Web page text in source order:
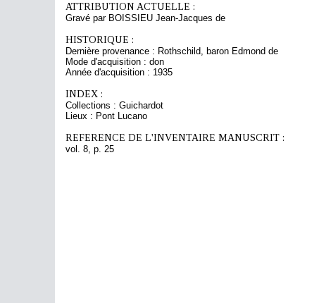
ATTRIBUTION ACTUELLE :
Gravé par BOISSIEU Jean-Jacques de
HISTORIQUE :
Dernière provenance : Rothschild, baron Edmond de
Mode d'acquisition : don
Année d'acquisition : 1935
INDEX :
Collections : Guichardot
Lieux : Pont Lucano
REFERENCE DE L'INVENTAIRE MANUSCRIT :
vol. 8, p. 25